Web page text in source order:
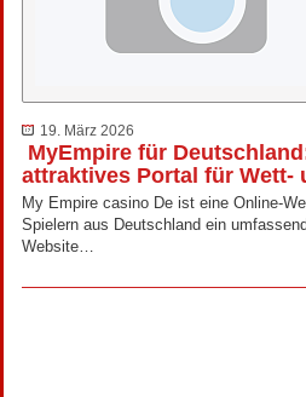
19. März 2026
MyEmpire für
attraktives Portal für Wett-
My Empire casino De ist eine Online-
Spielern aus Deutschland ein
Website…